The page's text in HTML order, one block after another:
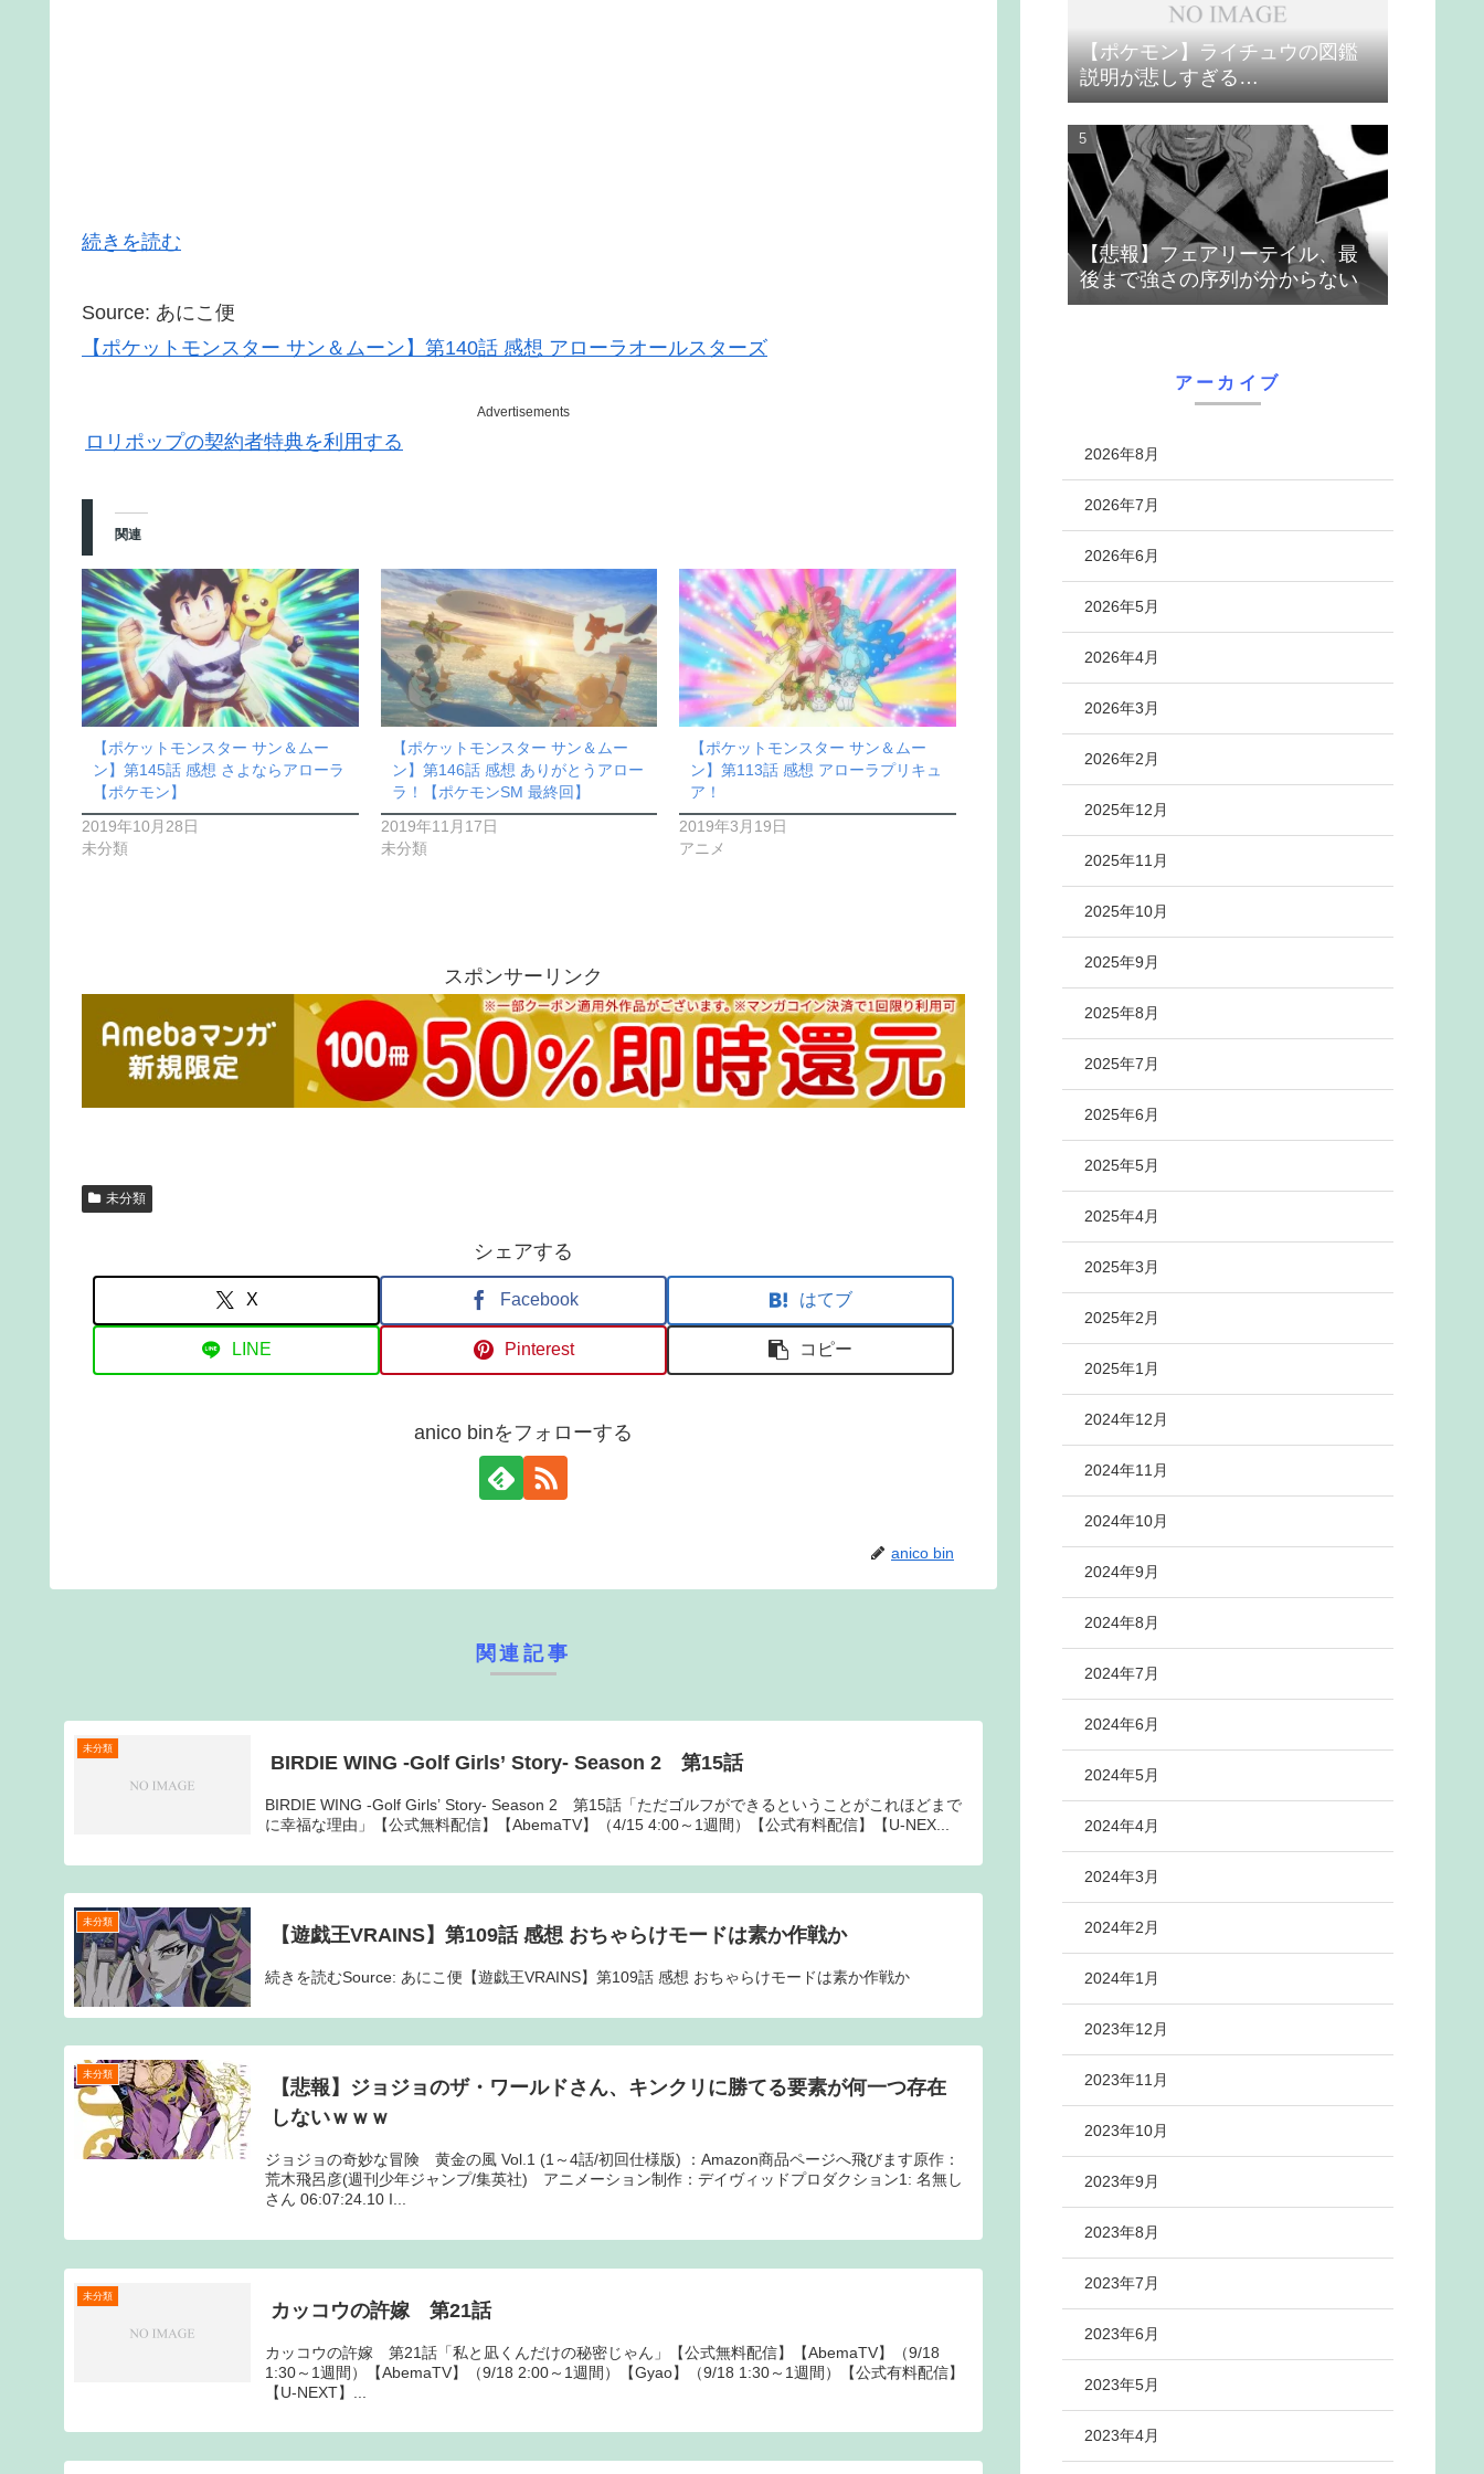
続きを読む
Source: あにこ便
【ポケットモンスター サン＆ムーン】第140話 感想 アローラオールスターズ
Advertisements
ロリポップの契約者特典を利用する
関連
【ポケットモンスター サン＆ムー
ン】第145話 感想 さよならアローラ
【ポケモン】
2019年10月28日
未分類
【ポケットモンスター サン＆ムー
ン】第146話 感想 ありがとうアロー
ラ！【ポケモンSM 最終回】
2019年11月17日
未分類
【ポケットモンスター サン＆ムー
ン】第113話 感想 アローラプリキュ
ア！
2019年3月19日
アニメ
スポンサーリンク
未分類
シェアする
X Facebook はてブ
LINE Pinterest コピー
anico binをフォローする
anico bin
関連記事
未分類
BIRDIE WING -Golf Girls’ Story- Season 2 第15話
BIRDIE WING -Golf Girls’ Story- Season 2 第15話「ただゴルフができるということがこれほどまで
に幸福な理由」【公式無料配信】【AbemaTV】（4/15 4:00～1週間）【公式有料配信】【U-NEX...
未分類
【遊戯王VRAINS】第109話 感想 おちゃらけモードは素か作戦か
続きを読むSource: あにこ便【遊戯王VRAINS】第109話 感想 おちゃらけモードは素か作戦か
未分類
【悲報】ジョジョのザ・ワールドさん、キンクリに勝てる要素が何一つ存在
しないｗｗｗ
ジョジョの奇妙な冒険 黄金の風 Vol.1 (1～4話/初回仕様版) ：Amazon商品ページへ飛びます原作：
荒木飛呂彦(週刊少年ジャンプ/集英社) アニメーション制作：デイヴィッドプロダクション1: 名無し
さん 06:07:24.10 I...
未分類
カッコウの許嫁 第21話
カッコウの許嫁 第21話「私と凪くんだけの秘密じゃん」【公式無料配信】【AbemaTV】（9/18
1:30～1週間）【AbemaTV】（9/18 2:00～1週間）【Gyao】（9/18 1:30～1週間）【公式有料配信】
【U-NEXT】...
【ポケモン】ライチュウの図鑑
説明が悲しすぎる…
【悲報】フェアリーテイル、最
後まで強さの序列が分からない
アーカイブ
2026年8月
2026年7月
2026年6月
2026年5月
2026年4月
2026年3月
2026年2月
2025年12月
2025年11月
2025年10月
2025年9月
2025年8月
2025年7月
2025年6月
2025年5月
2025年4月
2025年3月
2025年2月
2025年1月
2024年12月
2024年11月
2024年10月
2024年9月
2024年8月
2024年7月
2024年6月
2024年5月
2024年4月
2024年3月
2024年2月
2024年1月
2023年12月
2023年11月
2023年10月
2023年9月
2023年8月
2023年7月
2023年6月
2023年5月
2023年4月